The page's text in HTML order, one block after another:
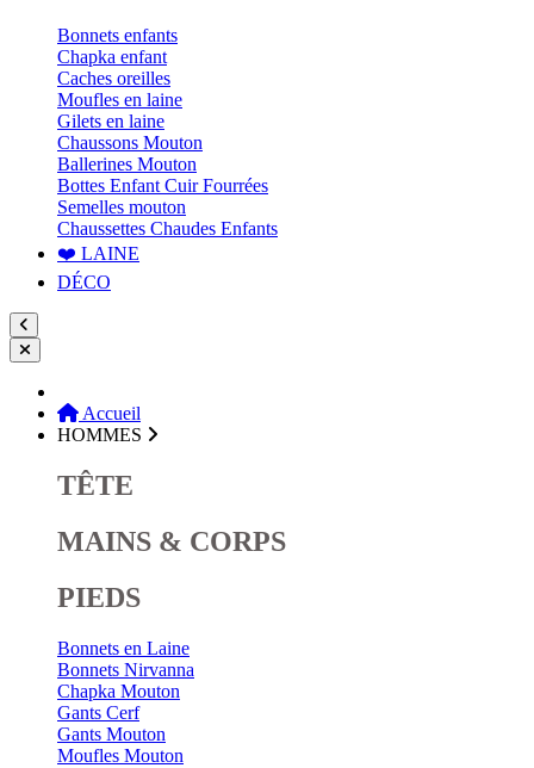
Bonnets enfants
Chapka enfant
Caches oreilles
Moufles en laine
Gilets en laine
Chaussons Mouton
Ballerines Mouton
Bottes Enfant Cuir Fourrées
Semelles mouton
Chaussettes Chaudes Enfants
❤️ LAINE
DÉCO
Accueil
HOMMES
TÊTE
MAINS & CORPS
PIEDS
Bonnets en Laine
Bonnets Nirvanna
Chapka Mouton
Gants Cerf
Gants Mouton
Moufles Mouton